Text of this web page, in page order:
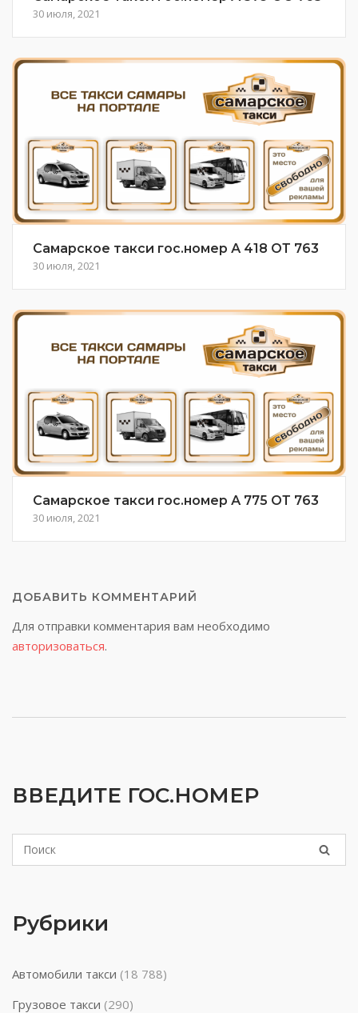
30 июля, 2021
Самарское такси гос.номер А 418 ОТ 763
30 июля, 2021
Самарское такси гос.номер А 775 ОТ 763
30 июля, 2021
ДОБАВИТЬ КОММЕНТАРИЙ
Для отправки комментария вам необходимо
авторизоваться.
ВВЕДИТЕ ГОС.НОМЕР
Рубрики
Автомобили такси (18 788)
Грузовое такси (290)